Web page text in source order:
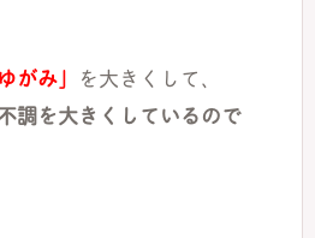
がみ」 を大きくして、
調を大きくしているので